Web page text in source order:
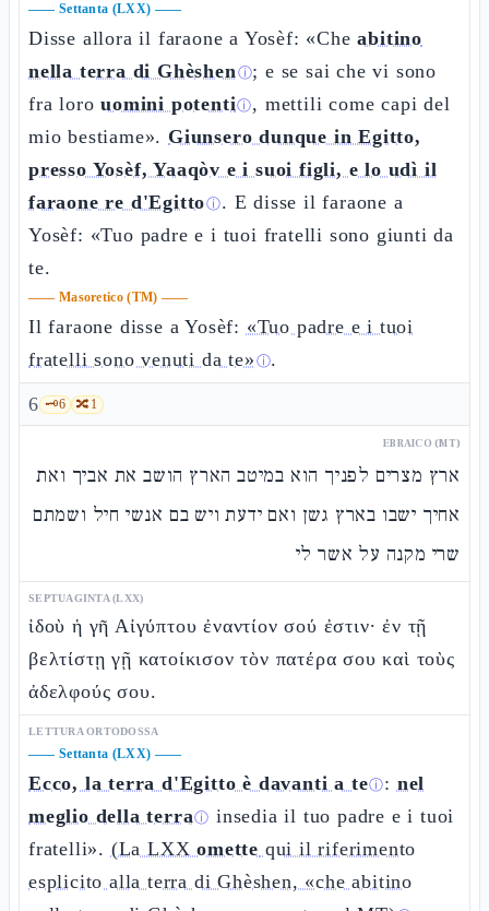
—— Settanta (LXX) ——
Disse allora il faraone a Yosèf: «Cheabitino
nella terra di Ghèshenⓘ; e se sai che vi sono
fra lorouomini potentiⓘ, mettili come capi del
mio bestiame». Giunsero dunque in Egitto,
presso Yosèf, Yaaqòv e i suoi figli, e lo udì il
faraone re d'Egittoⓘ. E disse il faraone a
Yosèf: «Tuo padre e i tuoi fratelli sono giunti da
te.
—— Masoretico (TM) ——
Il faraone disse a Yosèf: «Tuo padre e i tuoi
fratelli sono venuti da te» ⓘ.
6 🗝️6 🔀1
EBRAICO (MT)
ארץ מצרים לפניך הוא במיטב הארץ הושב את אביך ואת
אחיך ישבו בארץ גשן ואם ידעת ויש בם אנשי חיל ושמתם
שרי מקנה על אשר לי
SEPTUAGINTA (LXX)
ἰδοὺ ἡ γῆ Αἰγύπτου ἐναντίον σού ἐστιν· ἐν τῇ
βελτίστῃ γῇ κατοίκισον τὸν πατέρα σου καὶ τοὺς
ἀδελφούς σου.
LETTURA ORTODOSSA
—— Settanta (LXX) ——
Ecco, la terra d'Egitto è davanti a teⓘ: nel
meglio della terraⓘ insedia il tuo padre e i tuoi
fratelli». (La LXXomette qui il riferimento
esplicito alla terra di Ghèshen, «che abitino